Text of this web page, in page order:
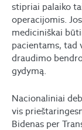
stipriai palaiko
operacijomis.
mediciniškai
pacientams, tad
draudimo
gydymą.
Nacionaliniai
vis
Bidenas per